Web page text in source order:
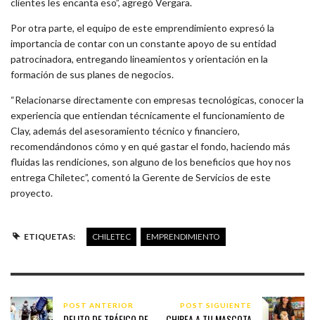
Por otra parte, el equipo de este emprendimiento expresó la
importancia de contar con un constante apoyo de su entidad
patrocinadora, entregando lineamientos y orientación en la
formación de sus planes de negocios.
“Relacionarse directamente con empresas tecnológicas, conocer la
experiencia que entiendan técnicamente el funcionamiento de
Clay, además del asesoramiento técnico y financiero,
recomendándonos cómo y en qué gastar el fondo, haciendo más
fluidas las rendiciones, son alguno de los beneficios que hoy nos
entrega Chiletec”, comentó la Gerente de Servicios de este
proyecto.
ETIQUETAS: CHILETEC EMPRENDIMIENTO
POST ANTERIOR POST SIGUIENTE